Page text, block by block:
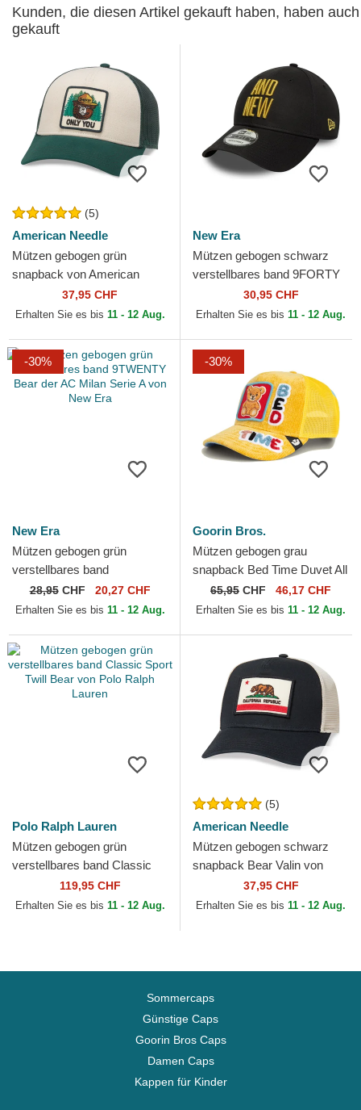
Kunden, die diesen Artikel gekauft haben, haben auch
gekauft
(5)
American Needle
Mützen gebogen grün
snapback von American
37,95 CHF
Erhalten Sie es bis 11 - 12 Aug.
New Era
Mützen gebogen schwarz
verstellbares band 9FORTY
Metallic Champ der UFC
Ultimate Fighting...
30,95 CHF
Erhalten Sie es bis 11 - 12 Aug.
-30%
New Era
Mützen gebogen grün
verstellbares band
9TWENTY Bear der AC
Milan Serie A von New Era
28,95CHF 20,27 CHF
Erhalten Sie es bis 11 - 12 Aug.
-30%
Goorin Bros.
Mützen gebogen grau
snapback Bed Time Duvet All
Det Happy Thoughts The
Farm Goorin Bros.
65,95 CHF 46,17 CHF
Erhalten Sie es bis 11 - 12 Aug.
Polo Ralph Lauren
Mützen gebogen grün
verstellbares band Classic
Sport Twill Bear von Polo
Ralph Lauren
119,95 CHF
Erhalten Sie es bis 11 - 12 Aug.
(5)
American Needle
Mützen gebogen schwarz
snapback Bear Valin von
American Needle
37,95 CHF
Erhalten Sie es bis 11 - 12 Aug.
Sommercaps
Günstige Caps
Goorin Bros Caps
Damen Caps
Kappen für Kinder